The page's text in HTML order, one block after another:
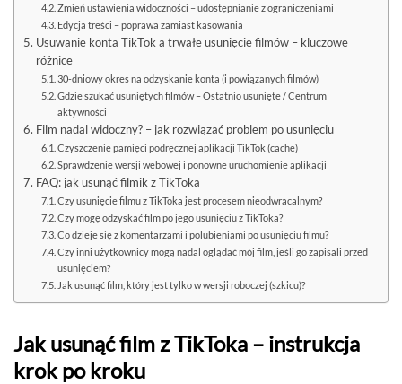
Zmień ustawienia widoczności – udostępnianie z ograniczeniami
Edycja treści – poprawa zamiast kasowania
Usuwanie konta TikTok a trwałe usunięcie filmów – kluczowe
różnice
30-dniowy okres na odzyskanie konta (i powiązanych filmów)
Gdzie szukać usuniętych filmów – Ostatnio usunięte / Centrum
aktywności
Film nadal widoczny? – jak rozwiązać problem po usunięciu
Czyszczenie pamięci podręcznej aplikacji TikTok (cache)
Sprawdzenie wersji webowej i ponowne uruchomienie aplikacji
FAQ: jak usunąć filmik z TikToka
Czy usunięcie filmu z TikToka jest procesem nieodwracalnym?
Czy mogę odzyskać film po jego usunięciu z TikToka?
Co dzieje się z komentarzami i polubieniami po usunięciu filmu?
Czy inni użytkownicy mogą nadal oglądać mój film, jeśli go zapisali przed
usunięciem?
Jak usunąć film, który jest tylko w wersji roboczej (szkicu)?
Jak usunąć film z TikToka – instrukcja
krok po kroku